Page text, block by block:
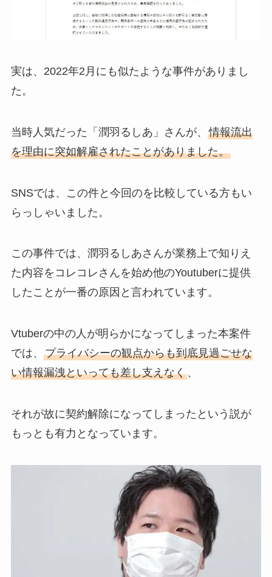
実は、2022年2月にも似たような事件がありまし
た。
当時人気だった「潤羽るしあ」さんが、 情報流出
を理由に突如解雇されたことがありました。
SNSでは、この件と今回のを比較している方もい
らっしゃいました。
この事件では、潤羽るしあさんが業務上で知りえ
た内容をコレコレさんを始め他のYoutuberに提供
したことが一番の原因と言われています。
Vtuberの中の人が明らかになってしまった本案件
では、 プライバシーの観点からも到底見過ごせな
い情報漏洩といっても差し支えなく、
それが故に契約解除になってしまったという説が
もっとも有力となっています。